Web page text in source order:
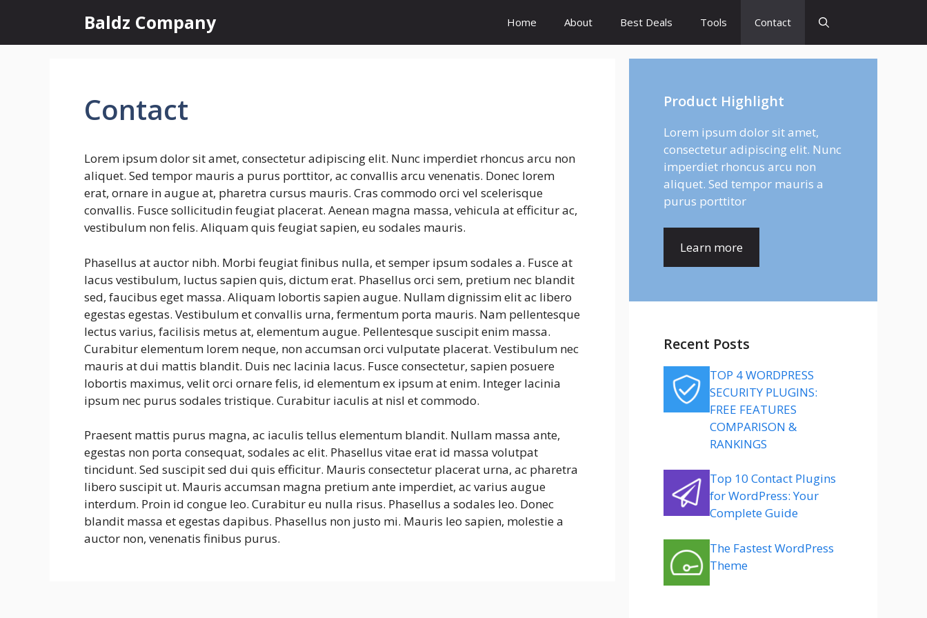
content
Baldz Company Home About Best Deals Tools Contact
Contact
Lorem ipsum dolor sit amet, consectetur adipiscing elit. Nunc imperdiet rhoncus arcu non
aliquet. Sed tempor mauris a purus porttitor, ac convallis arcu venenatis. Donec lorem
erat, ornare in augue at, pharetra cursus mauris. Cras commodo orci vel scelerisque
convallis. Fusce sollicitudin feugiat placerat. Aenean magna massa, vehicula at efficitur ac,
vestibulum non felis. Aliquam quis feugiat sapien, eu sodales mauris.
Phasellus at auctor nibh. Morbi feugiat finibus nulla, et semper ipsum sodales a. Fusce at
lacus vestibulum, luctus sapien quis, dictum erat. Phasellus orci sem, pretium nec blandit
sed, faucibus eget massa. Aliquam lobortis sapien augue. Nullam dignissim elit ac libero
egestas egestas. Vestibulum et convallis urna, fermentum porta mauris. Nam pellentesque
lectus varius, facilisis metus at, elementum augue. Pellentesque suscipit enim massa.
Curabitur elementum lorem neque, non accumsan orci vulputate placerat. Vestibulum nec
mauris at dui mattis blandit. Duis nec lacinia lacus. Fusce consectetur, sapien posuere
lobortis maximus, velit orci ornare felis, id elementum ex ipsum at enim. Integer lacinia
ipsum nec purus sodales tristique. Curabitur iaculis at nisl et commodo.
Praesent mattis purus magna, ac iaculis tellus elementum blandit. Nullam massa ante,
egestas non porta consequat, sodales ac elit. Phasellus vitae erat id massa volutpat
tincidunt. Sed suscipit sed dui quis efficitur. Mauris consectetur placerat urna, ac pharetra
libero suscipit ut. Mauris accumsan magna pretium ante imperdiet, ac varius augue
interdum. Proin id congue leo. Curabitur eu nulla risus. Phasellus a sodales leo. Donec
blandit massa et egestas dapibus. Phasellus non justo mi. Mauris leo sapien, molestie a
auctor non, venenatis finibus purus.
Product Highlight
Lorem ipsum dolor sit amet,
consectetur adipiscing elit. Nunc
imperdiet rhoncus arcu non
aliquet. Sed tempor mauris a
purus porttitor
Learn more
Recent Posts
TOP 4 WORDPRESS
SECURITY PLUGINS:
FREE FEATURES
COMPARISON &
RANKINGS
Top 10 Contact Plugins
for WordPress: Your
Complete Guide
The Fastest WordPress
Theme